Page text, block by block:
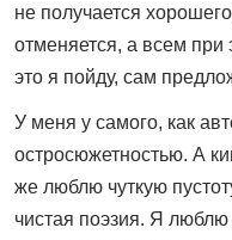
не получается
отменяется, а всем при
это я пойду, сам
У меня у самого, как
остросюжетностью. А
же люблю чуткую
чистая поэзия. Я